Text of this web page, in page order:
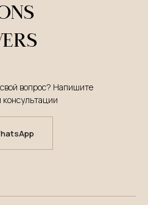
вопрос? Напишите